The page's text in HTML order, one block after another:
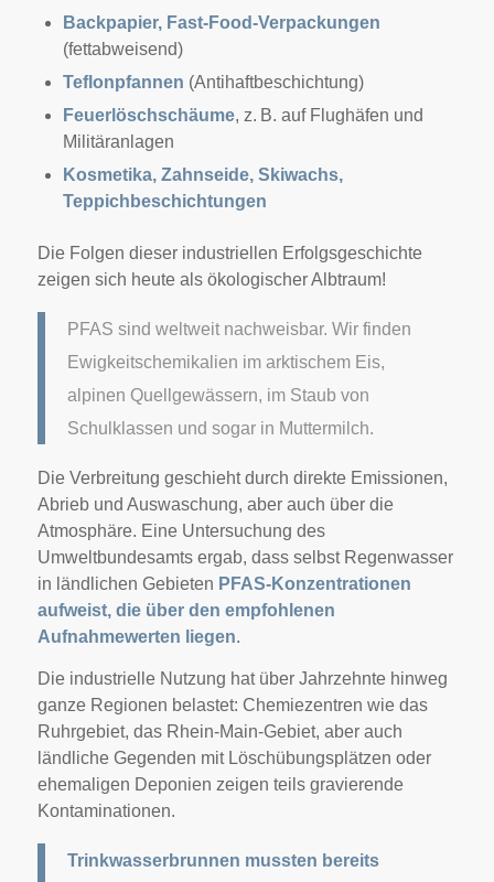
Backpapier, Fast-Food-Verpackungen
(fettabweisend)
Teflonpfannen (Antihaftbeschichtung)
Feuerlöschschäume, z. B. auf Flughäfen und
Militäranlagen
Kosmetika, Zahnseide, Skiwachs,
Teppichbeschichtungen
Die Folgen dieser industriellen Erfolgsgeschichte
zeigen sich heute als ökologischer Albtraum!
PFAS sind weltweit nachweisbar. Wir finden
Ewigkeitschemikalien im arktischem Eis,
alpinen Quellgewässern, im Staub von
Schulklassen und sogar in Muttermilch.
Die Verbreitung geschieht durch direkte Emissionen,
Abrieb und Auswaschung, aber auch über die
Atmosphäre. Eine Untersuchung des
Umweltbundesamts ergab, dass selbst Regenwasser
in ländlichen Gebieten PFAS-Konzentrationen
aufweist, die über den empfohlenen
Aufnahmewerten liegen.
Die industrielle Nutzung hat über Jahrzehnte hinweg
ganze Regionen belastet: Chemiezentren wie das
Ruhrgebiet, das Rhein-Main-Gebiet, aber auch
ländliche Gegenden mit Löschübungsplätzen oder
ehemaligen Deponien zeigen teils gravierende
Kontaminationen.
Trinkwasserbrunnen mussten bereits